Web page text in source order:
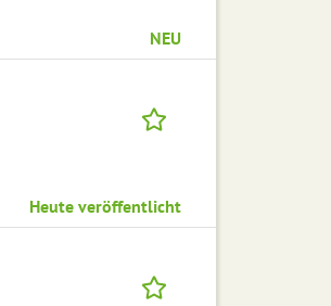
NEU
Heute veröffentlicht